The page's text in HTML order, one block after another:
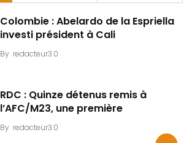
Colombie : Abelardo de la Espriella
investi président à Cali
By redacteur3.0
RDC : Quinze détenus remis à
l’AFC/M23, une première
By redacteur3.0